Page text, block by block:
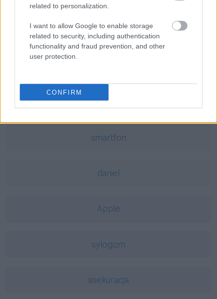
related to personalization.
I want to allow Google to enable storage
related to security, including authentication
functionality and fraud prevention, and other
user protection.
CONFIRM
słownik— A na blogu
Mogą Cię zainteresować również hasła
aczkolwiek
smartfon
daniel
Apple
sylogizm
asekuracja